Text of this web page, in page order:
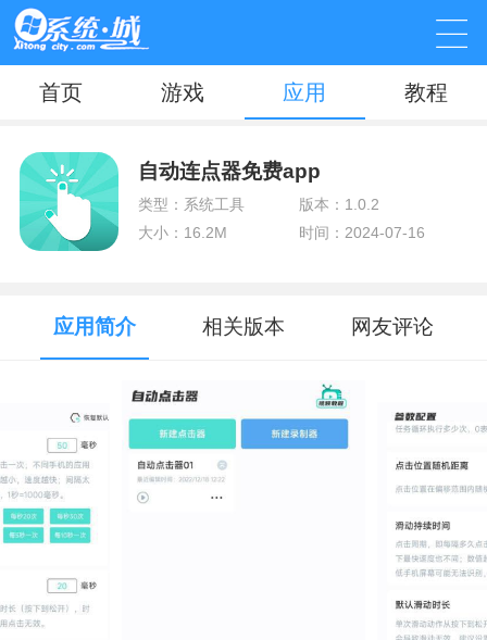
首页 游戏 应用 教程
自动连点器免费app
类型：系统工具
版本：1.0.2
大小：16.2M
时间：2024-07-16
应用简介 相关版本 网友评论